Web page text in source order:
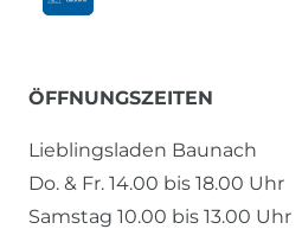
ÖFFNUNGSZEITEN
Lieblingsladen Baunach
Do. & Fr. 14.00 bis 18.00 Uhr
Samstag 10.00 bis 13.00 Uhr